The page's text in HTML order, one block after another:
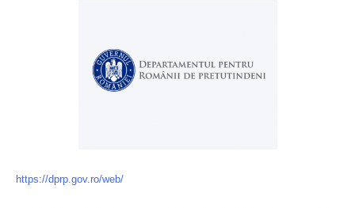
https://dprp.gov.ro/web/